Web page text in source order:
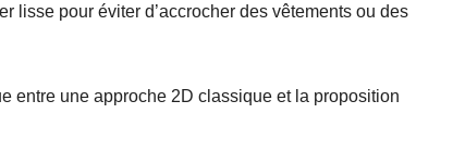
lisse pour éviter d’accrocher des vêtements ou des
entre une approche 2D classique et la proposition